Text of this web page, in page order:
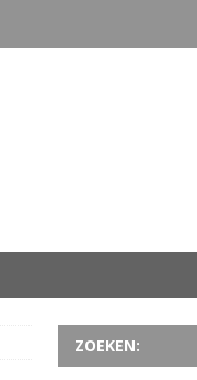
ZOEKEN: